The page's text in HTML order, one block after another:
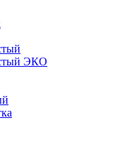
ЭКО